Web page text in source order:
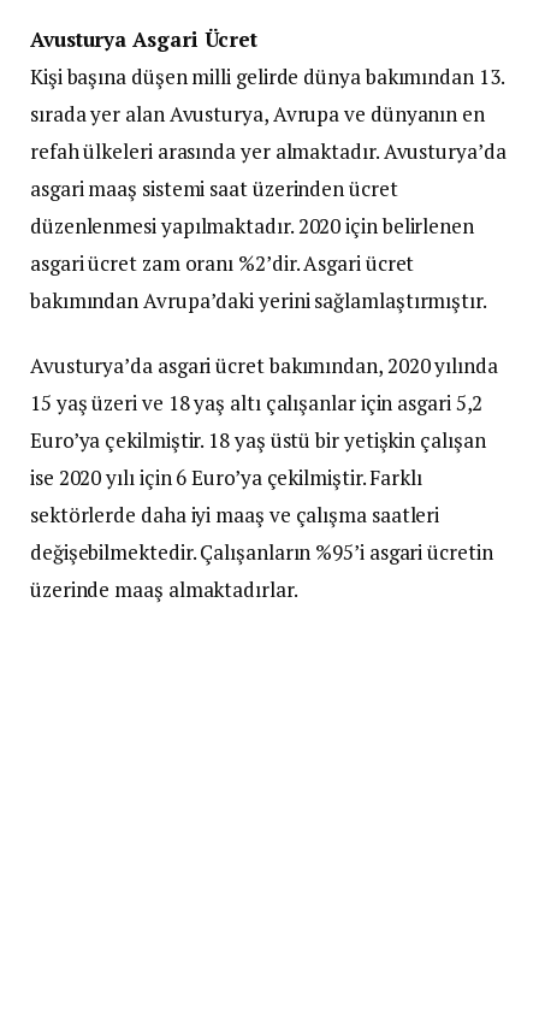
Avusturya Asgari Ücret
Kişi başına düşen milli gelirde dünya bakımından 13.
sırada yer alan Avusturya, Avrupa ve dünyanın en
refah ülkeleri arasında yer almaktadır. Avusturya’da
asgari maaş sistemi saat üzerinden ücret
düzenlenmesi yapılmaktadır. 2020 için belirlenen
asgari ücret zam oranı %2’dir. Asgari ücret
bakımından Avrupa’daki yerini sağlamlaştırmıştır.
Avusturya’da asgari ücret bakımından, 2020 yılında
15 yaş üzeri ve 18 yaş altı çalışanlar için asgari 5,2
Euro’ya çekilmiştir. 18 yaş üstü bir yetişkin çalışan
ise 2020 yılı için 6 Euro’ya çekilmiştir. Farklı
sektörlerde daha iyi maaş ve çalışma saatleri
değişebilmektedir. Çalışanların %95’i asgari ücretin
üzerinde maaş almaktadırlar.